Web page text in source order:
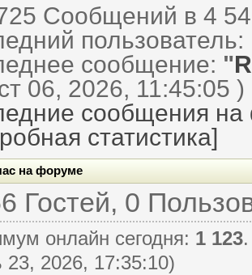
Сообщений в 4
пользователь:
сообщение: "
06, 2026, 11:45:05 )
сообщения
статистика]
на форуме
Гостей, 0
онлайн сегодня: 1 123
2026, 17:35:10)